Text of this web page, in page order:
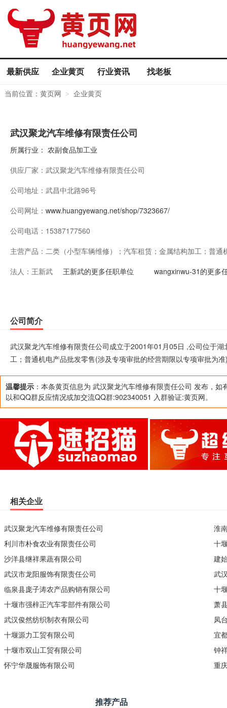
最新供应 企业黄页 行业资讯 找老板
当前位置： 黄页网 > 企业黄页
武汉聚龙汽车维修有限责任公司
所属行业： 农副食品加工业
供应厂家： 武汉聚龙汽车维修有限责任公司
公司地址： 武昌中北路96号
公司网址： www.huangyewang.net/shop/7323667/
公司电话： 15387177560
主营产品： 二类（小型车辆维修）；汽车租赁；金属结构加工；普
经营期限以专项审批为准)。
法人： 王新武 王新武的更多任职单位 wangxinwu-31的更多
公司简介
武汉聚龙汽车维修有限责任公司成立于2001年01月05日 ,公司位于
工；普通机电产品批发零售(涉及专项审批的经营期限以专项审批为
温馨提示 ：本条黄页信息为 武汉聚龙汽车维修有限责任公司 发布，如
以和QQ群反应情况或加交流QQ群:902340051 入群验证:黄页网。
相关企业
武汉聚龙汽车维修有限责任公司
利川市朴食农业有限责任公司
沙洋县继祥果蔬有限公司
武汉市龙阳服饰有限责任公司
临泉县庞子涛农产品购销有限公司
十堰市强梓正汽车零部件有限公司
武汉俊然纺织制衣有限公司
十堰源力工贸有限公司
十堰市双山工贸有限公司
怀宁华晟服饰有限公司
淮
十
建
武
十
萧
凤
宜
钟
重
推荐产品